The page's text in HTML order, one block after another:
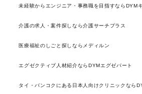
未経験からエンジニア・事務職を目指すならDYM
介護の求人・案件探しなら介護サーチプラス
医療福祉のしごと探しならメディルン
エグゼクティブ人材紹介ならDYMエグゼパート
タイ・バンコクにある日本人向けクリニックなら